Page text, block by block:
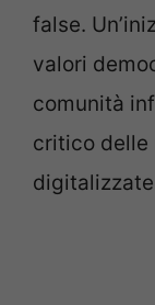
false.
valori
comunità
critico delle